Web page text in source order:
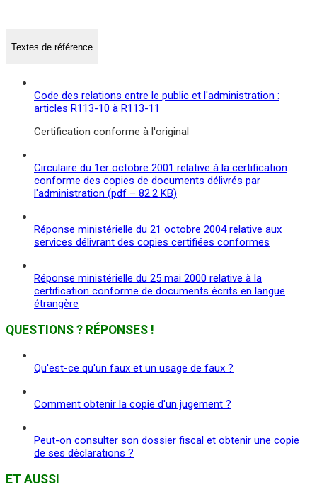
Textes de référence
Code des relations entre le public et l'administration :
articles R113-10 à R113-11
Certification conforme à l'original
Circulaire du 1er octobre 2001 relative à la certification
conforme des copies de documents délivrés par
l'administration (pdf – 82.2 KB)
Réponse ministérielle du 21 octobre 2004 relative aux
services délivrant des copies certifiées conformes
Réponse ministérielle du 25 mai 2000 relative à la
certification conforme de documents écrits en langue
étrangère
QUESTIONS ? RÉPONSES !
Qu'est-ce qu'un faux et un usage de faux ?
Comment obtenir la copie d'un jugement ?
Peut-on consulter son dossier fiscal et obtenir une copie
de ses déclarations ?
ET AUSSI